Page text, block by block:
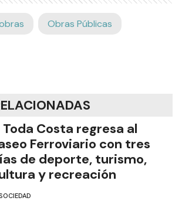
Obras Públicas
Toda Costa regresa al
Ferroviario con tres
de deporte, turismo,
y recreación
SOCIEDAD